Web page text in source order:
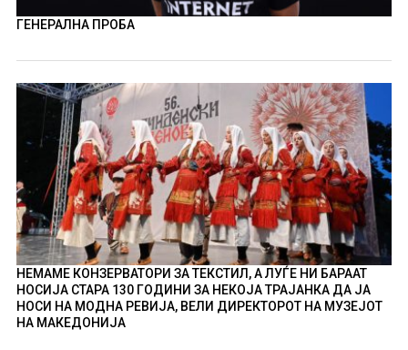
ГЕНЕРАЛНА ПРОБА
НЕМАМЕ КОНЗЕРВАТОРИ ЗА ТЕКСТИЛ, А ЛУЃЕ НИ БАРААТ
НОСИЈА СТАРА 130 ГОДИНИ ЗА НЕКОЈА ТРАЈАНКА ДА ЈА
НОСИ НА МОДНА РЕВИЈА, ВЕЛИ ДИРЕКТОРОТ НА МУЗЕЈОТ
НА МАКЕДОНИЈА